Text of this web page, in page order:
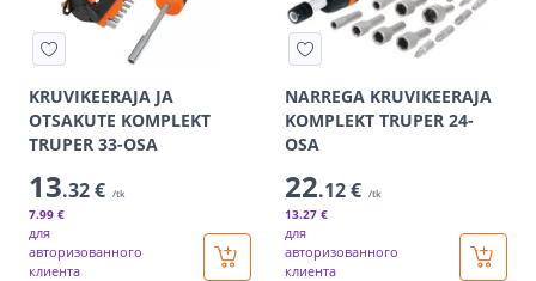
KRUVIKEERAJA JA
OTSAKUTE KOMPLEKT
TRUPER 33-OSA
13.32 € /tk
7.99 €
для
авторизованного
клиента
NARREGA KRUVIKEERAJA
KOMPLEKT TRUPER 24-
OSA
22.12 € /tk
13.27 €
для
авторизованного
клиента